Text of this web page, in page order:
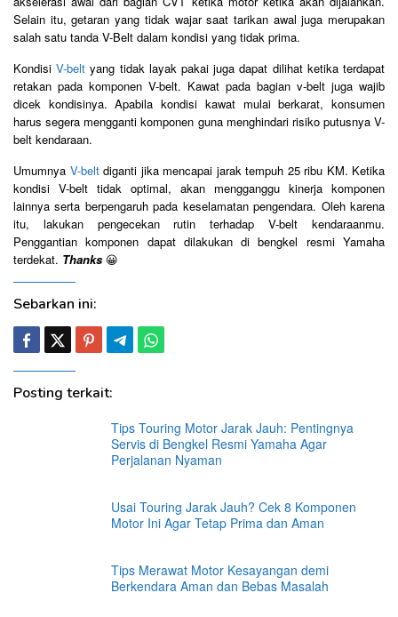
Selain itu, getaran yang tidak wajar saat tarikan awal juga merupakan
salah satu tanda V-Belt dalam kondisi yang tidak prima.
KondisiV-belt yang tidak layak pakai juga dapat dilihat ketika terdapat
retakan pada komponen V-belt. Kawat pada bagian v-belt juga wajib
dicek kondisinya. Apabila kondisi kawat mulai berkarat, konsumen
harus segera mengganti komponen guna menghindari risiko putusnya V-
belt kendaraan.
Umumnya V-beltdiganti jika mencapai jarak tempuh 25 ribu KM. Ketika
kondisi V-belt tidak optimal, akan mengganggu kinerja komponen
lainnya serta berpengaruh pada keselamatan pengendara. Oleh karena
itu, lakukan pengecekan rutin terhadap V-belt kendaraanmu.
Penggantian komponen dapat dilakukan di bengkel resmi Yamaha
terdekat. Thanks 😀
Sebarkan ini:
Posting terkait:
Tips Touring Motor Jarak Jauh: Pentingnya
Servis di Bengkel Resmi Yamaha Agar
Perjalanan Nyaman
Usai Touring Jarak Jauh? Cek 8 Komponen
Motor Ini Agar Tetap Prima dan Aman
Tips Merawat Motor Kesayangan demi
Berkendara Aman dan Bebas Masalah